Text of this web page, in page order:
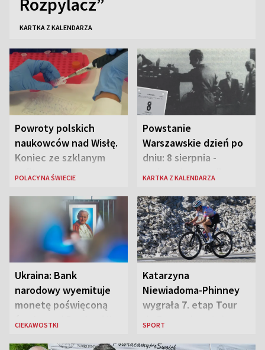
KARTKA Z KALENDARZA
Powroty polskich
naukowców nad Wisłę.
Koniec ze szklanym
sufitem
POLACY NA ŚWIECIE
Powstanie
Warszawskie dzień po
dniu: 8 sierpnia -
rozbrzmiewa radio
„Antka Rozpylacza”
KARTKA Z KALENDARZA
Ukraina: Bank
narodowy wyemituje
monetę poświęconą
św. Janowi Pawłowi II
CIEKAWOSTKI
Katarzyna
Niewiadoma-Phinney
wygrała 7. etap Tour
de France i została
SPORT